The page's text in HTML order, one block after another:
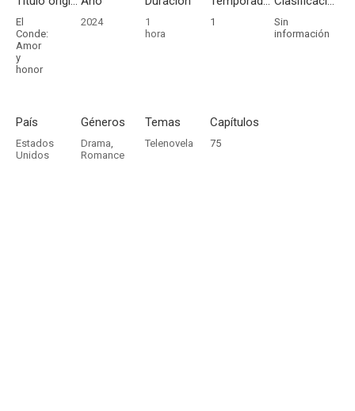
El
Conde:
Amor
y
honor
2024
1
hora
1
Sin
información
País
Estados
Unidos
Géneros
Drama,
Romance
Temas
Telenovela
Capítulos
75